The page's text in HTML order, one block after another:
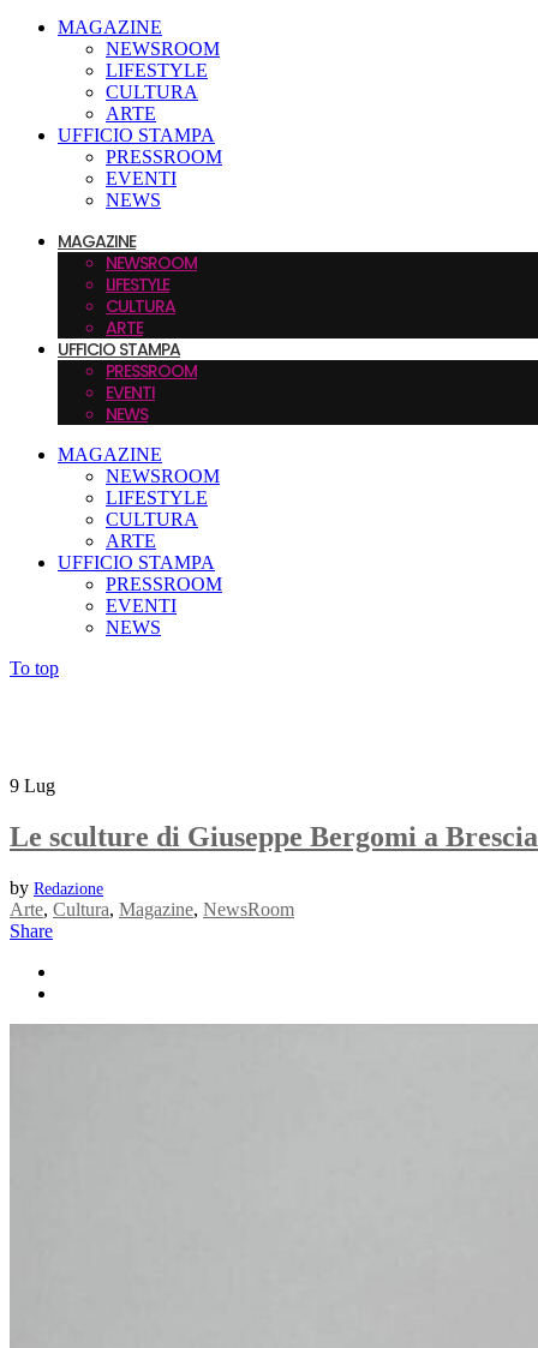
MAGAZINE
NEWSROOM
LIFESTYLE
CULTURA
ARTE
UFFICIO STAMPA
PRESSROOM
EVENTI
NEWS
MAGAZINE
NEWSROOM
LIFESTYLE
CULTURA
ARTE
UFFICIO STAMPA
PRESSROOM
EVENTI
NEWS
MAGAZINE
NEWSROOM
LIFESTYLE
CULTURA
ARTE
UFFICIO STAMPA
PRESSROOM
EVENTI
NEWS
To top
9 Lug
Le sculture di Giuseppe Bergomi a Brescia
by Redazione
Arte, Cultura, Magazine, NewsRoom
Share